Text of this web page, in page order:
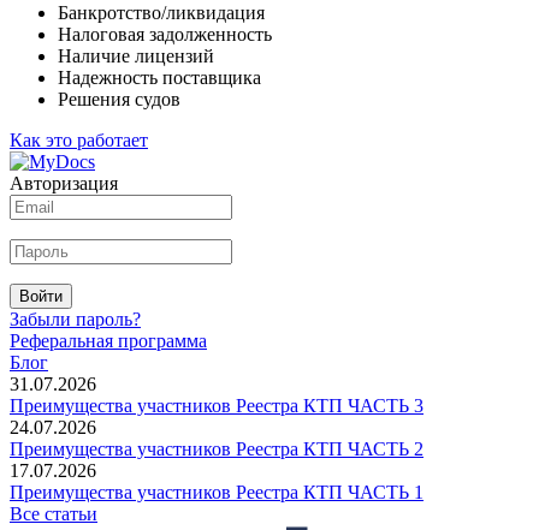
Банкротство/ликвидация
Налоговая задолженность
Наличие лицензий
Надежность поставщика
Решения судов
Как это работает
Авторизация
Войти
Забыли пароль?
Реферальная программа
Блог
31.07.2026
Преимущества участников Реестра КТП ЧАСТЬ 3
24.07.2026
Преимущества участников Реестра КТП ЧАСТЬ 2
17.07.2026
Преимущества участников Реестра КТП ЧАСТЬ 1
Все статьи